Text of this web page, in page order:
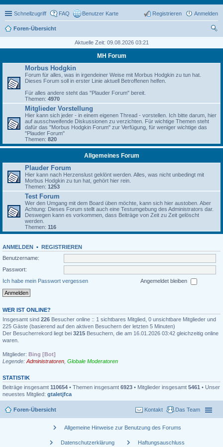
Schnellzugriff FAQ Benutzer Karte Anmelden
Registrieren
Foren-Übersicht
Aktuelle Zeit: 09.08.2026 03:21
MH Forum
Morbus Hodgkin
Forum für alles, was in irgendeiner Weise mit Morbus Hodgkin zu tun hat.
Dieses Forum soll in erster Linie aktuell Betroffenen helfen.
Für alles andere steht das "Plauder Forum" bereit.
Themen: 4970
Mitglieder Vorstellung
Hier kann sich jeder - in einem eigenen Thread - vorstellen. Ich bitte darum, hier
auf ausschweifende Diskussionen zu verzichten. Für wichtige Themen steht
dafür das "Morbus Hodgkin Forum" zur Verfügung, für weniger wichtige das
"Plauder Forum"
Themen: 820
Allgemeines Forum
Plauder Forum
Hier kann nach Herzenslust geklönt werden. Alles, was nicht unbedingt mit
Morbus Hodgkin zu tun hat, gehört hier rein.
Themen: 1253
Test Forum
Wer den Umgang mit dem Board üben möchte, kann sich hier austoben. Aber
Achtung: Dieses Forum stellt auch eine Testumgebung des Administrators dar.
Deswegen kann es vorkommen, dass Beiträge von Zeit zu Zeit gelöscht
werden.
Themen: 116
ANMELDEN • REGISTRIEREN
Benutzername:
Passwort:
Ich habe mein Passwort vergessen
Angemeldet bleiben
WER IST ONLINE?
Insgesamt sind 226 Besucher online :: 1 sichtbares Mitglied, 0 unsichtbare Mitglieder und
225 Gäste (basierend auf den aktiven Besuchern der letzten 5 Minuten)
Der Besucherrekord liegt bei 3215 Besuchern, die am 16.01.2026 03:42 gleichzeitig online
waren.
Mitglieder: Bing [Bot]
Legende: Administratoren Globale Moderatoren
STATISTIK
Beiträge insgesamt 110654 • Themen insgesamt 6923 • Mitglieder insgesamt 5461 • Unser
neuestes Mitglied: gtaletjfca
Foren-Übersicht Das Team
Kontakt
chevron_right Allgemeine Hinweise zur Benutzung des Forums
chevron_right Datenschutzerklärung chevron_right Haftungsauschluss